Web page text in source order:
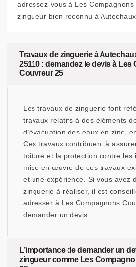
adressez-vous à Les
zingueur bien reconnu à
Travaux de zinguerie à
25110 : demandez le devis à Les
Couvreur 25
Les travaux de zinguerie font
travaux relatifs à des éléments
d’évacuation des eaux en zinc,
Ces travaux contribuent à
toiture et la protection contre les
mise en œuvre de ces travaux
et une expérience. Si vous avez
zinguerie à réaliser, il est
adresser à Les Compagnons
demander un devis.
L’importance de demander un
zingueur comme Les